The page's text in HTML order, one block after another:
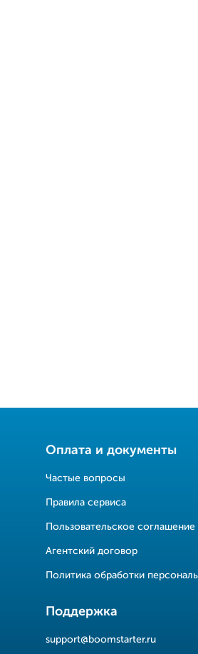
Оплата и документы
Частые вопросы
Правила сервиса
Пользовательское соглашение
Агентский договор
Политика обработки
Поддержка
support@boomstarter.ru